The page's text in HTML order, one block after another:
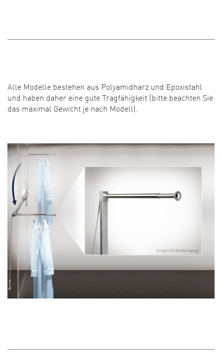
Alle Modelle bestehen aus Polyamidharz und Epoxistahl
und haben daher eine gute Tragfähigkeit (bitte beachten Sie
das ­maximal ­Gewicht je nach Modell).